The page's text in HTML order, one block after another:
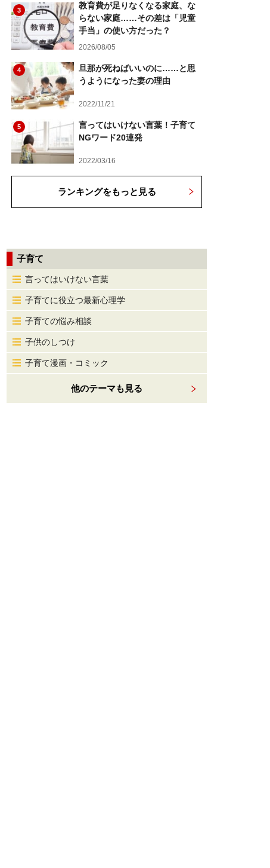
3
教育費が足りなくなる家庭、な
らない家庭……その差は「児童
手当」の使い方だった？
2026/08/05
4
旦那が死ねばいいのに……と思
うようになった妻の理由
2022/11/21
5
言ってはいけない言葉！子育て
NGワード20連発
2022/03/16
ランキングをもっと見る
子育て
言ってはいけない言葉
子育てに役立つ最新心理学
子育ての悩み相談
子供のしつけ
子育て漫画・コミック
他のテーマも見る